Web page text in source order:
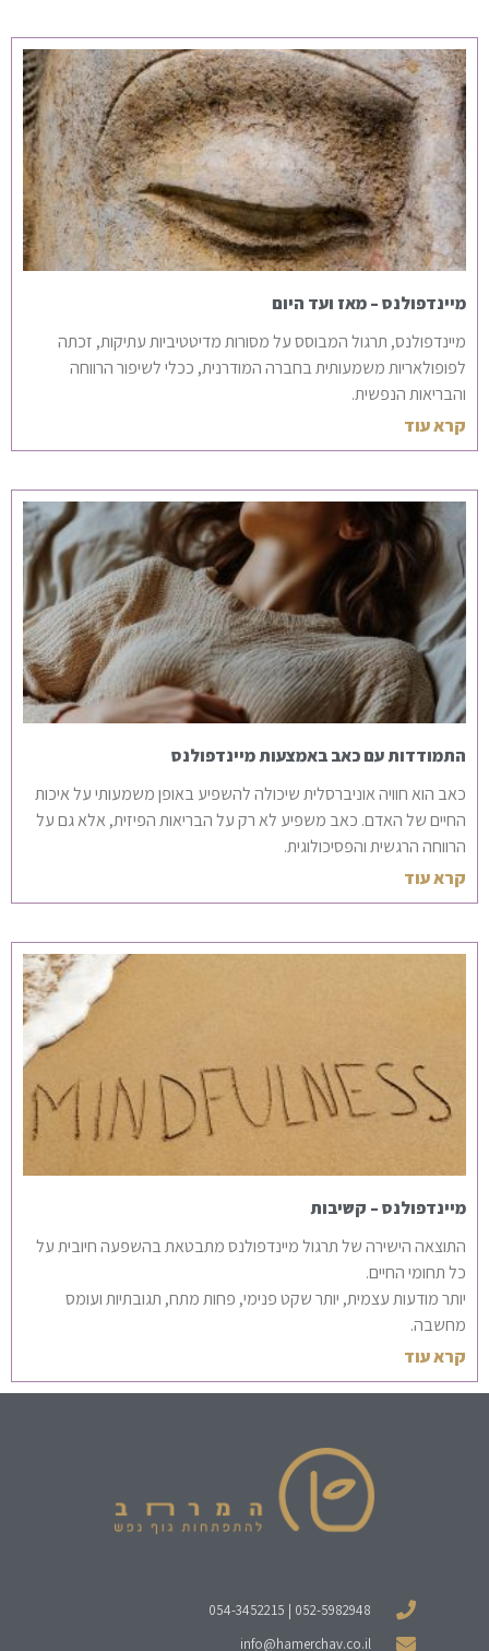
מיינדפולנס – מאז ועד היום
מיינדפולנס, תרגול המבוסס על מסורות מדיטטיביות עתיקות, זכתה
לפופולאריות משמעותית בחברה המודרנית, ככלי לשיפור הרווחה
והבריאות הנפשית.
קרא עוד
התמודדות עם כאב באמצעות מיינדפולנס
כאב הוא חוויה אוניברסלית שיכולה להשפיע באופן משמעותי על איכות
החיים של האדם. כאב משפיע לא רק על הבריאות הפיזית, אלא גם על
הרווחה הרגשית והפסיכולוגית.
קרא עוד
מיינדפולנס – קשיבות
התוצאה הישירה של תרגול מיינדפולנס מתבטאת בהשפעה חיובית על
כל תחומי החיים.
יותר מודעות עצמית, יותר שקט פנימי, פחות מתח, תגובתיות ועומס
מחשבה.
קרא עוד
052-5982948 | 054-3452215
info@hamerchav.co.il